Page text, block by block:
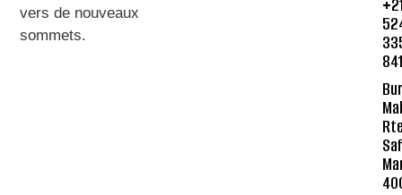
vers de nouveaux
sommets.
841